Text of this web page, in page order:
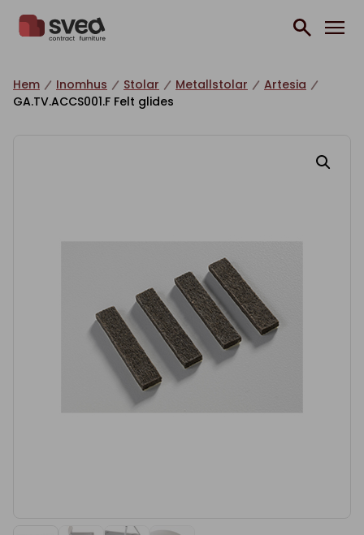
Hem Inomhus Stolar Metallstolar
Artesia
GA.TV.ACCS001.F Felt glides